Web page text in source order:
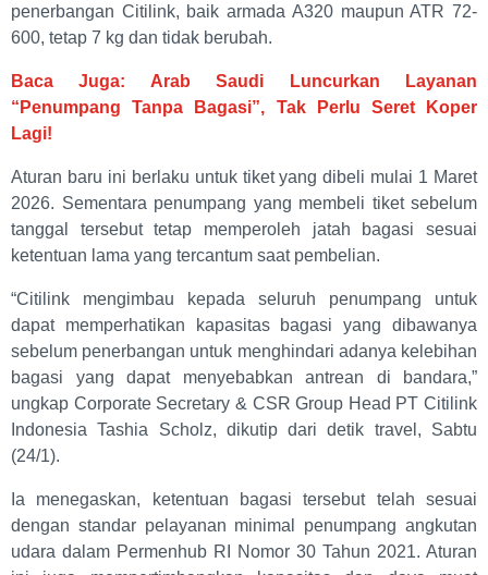
penerbangan Citilink, baik armada A320 maupun ATR 72-
600, tetap 7 kg dan tidak berubah.
Baca Juga: Arab Saudi Luncurkan Layanan
“Penumpang Tanpa Bagasi”, Tak Perlu Seret Koper
Lagi!
Aturan baru ini berlaku untuk tiket yang dibeli mulai 1 Maret
2026. Sementara penumpang yang membeli tiket sebelum
tanggal tersebut tetap memperoleh jatah bagasi sesuai
ketentuan lama yang tercantum saat pembelian.
“Citilink mengimbau kepada seluruh penumpang untuk
dapat memperhatikan kapasitas bagasi yang dibawanya
sebelum penerbangan untuk menghindari adanya kelebihan
bagasi yang dapat menyebabkan antrean di bandara,”
ungkap Corporate Secretary & CSR Group Head PT Citilink
Indonesia Tashia Scholz, dikutip dari detik travel, Sabtu
(24/1).
Ia menegaskan, ketentuan bagasi tersebut telah sesuai
dengan standar pelayanan minimal penumpang angkutan
udara dalam Permenhub RI Nomor 30 Tahun 2021. Aturan